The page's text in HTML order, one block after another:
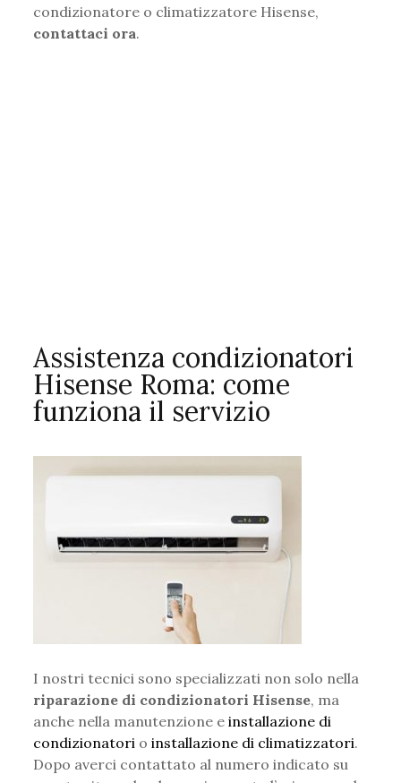
condizionatore o climatizzatore Hisense,
contattaci ora.
Assistenza condizionatori
Hisense Roma: come
funziona il servizio
I nostri tecnici sono specializzati non solo nella
riparazione di condizionatori Hisense, ma
anche nella manutenzione einstallazione di
condizionatori oinstallazione di climatizzatori.
Dopo averci contattato al numero indicato su